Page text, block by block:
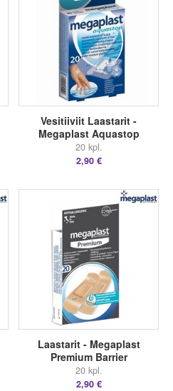
Vesitiiviit Laastarit -
Megaplast Aquastop
20 kpl.
2,90 €
Laastarit - Megaplast
Premium Barrier
20 kpl.
2,90 €